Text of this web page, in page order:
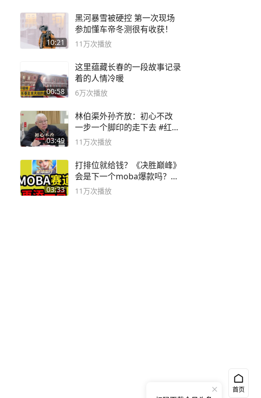
10:21
黑河暴雪被硬控 第一次现场
参加懂车帝冬测很有收获！
11万次播放
00:58
这里蕴藏长春的一段故事记录
着的人情冷暖
6万次播放
03:49
林伯渠外孙齐放：初心不改
一步一个脚印的走下去 #红船
论坛
11万次播放
03:33
打排位就给钱？《决胜巅峰》
会是下一个moba爆款吗？#
决胜巅峰
11万次播放
首页